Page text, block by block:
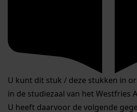
U kunt dit stuk / deze stukken in
in de studiezaal van het Westfries
U heeft daarvoor de volgende